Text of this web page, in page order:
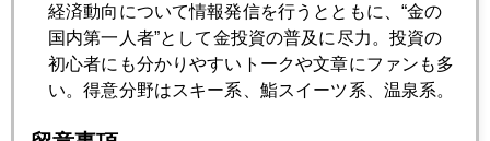
7月 8月 9月 10月 11月 12月
2018年06月29日
経済動向について情報発信を行うとともに、“金の
国内第一人者”として金投資の普及に尽力。投資の
初心者にも分かりやすいトークや文章にファンも多
い。得意分野はスキー系、鮨スイーツ系、温泉系。